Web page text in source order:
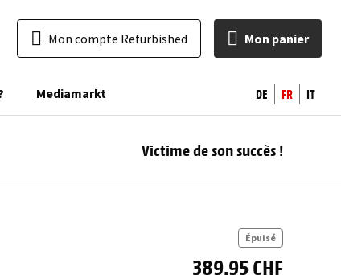
Mon compte Refurbished Mon panier
Mediamarkt DE FR IT
Victime de son succès !
Épuisé
389.95 CHF